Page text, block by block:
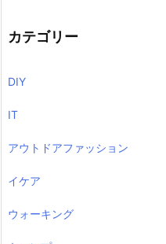
カテゴリー
DIY
IT
アウトドアファッション
イケア
ウォーキング